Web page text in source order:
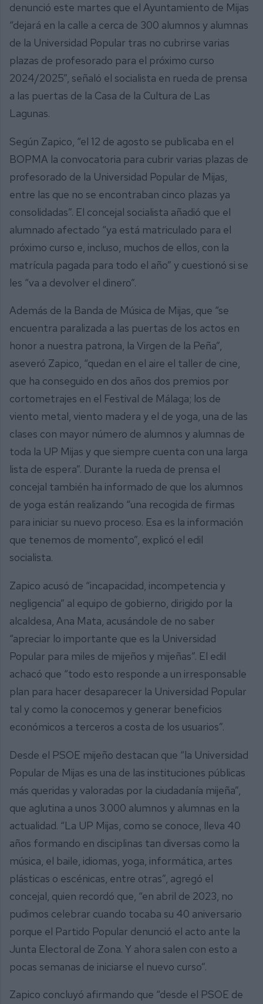
denunció este martes que el Ayuntamiento de Mijas
“dejará en la calle a cerca de 300 alumnos y alumnas
de la Universidad Popular tras no cubrirse varias
plazas de profesorado para el próximo curso
2024/2025”, señaló el socialista en rueda de prensa
a las puertas de la Casa de la Cultura de Las
Lagunas.
Según Zapico, “el 12 de agosto se publicaba en el
BOPMA la convocatoria para cubrir varias plazas de
profesorado de la Universidad Popular de Mijas,
entre las que no se encontraban cinco plazas ya
consolidadas”. El concejal socialista añadió que el
alumnado afectado “ya está matriculado para el
próximo curso e, incluso, muchos de ellos, con la
matrícula pagada para todo el año” y cuestionó si se
les “va a devolver el dinero”.
Además de la Banda de Música de Mijas, que “se
encuentra paralizada a las puertas de los actos en
honor a nuestra patrona, la Virgen de la Peña”,
aseveró Zapico, “quedan en el aire el taller de cine,
que ha conseguido en dos años dos premios por
cortometrajes en el Festival de Málaga; los de
viento metal, viento madera y el de yoga, una de las
clases con mayor número de alumnos y alumnas de
toda la UP Mijas y que siempre cuenta con una larga
lista de espera”. Durante la rueda de prensa el
concejal también ha informado de que los alumnos
de yoga están realizando “una recogida de firmas
para iniciar su nuevo proceso. Esa es la información
que tenemos de momento”, explicó el edil
socialista.
Zapico acusó de “incapacidad, incompetencia y
negligencia” al equipo de gobierno, dirigido por la
alcaldesa, Ana Mata, acusándole de no saber
“apreciar lo importante que es la Universidad
Popular para miles de mijeños y mijeñas”. El edil
achacó que “todo esto responde a un irresponsable
plan para hacer desaparecer la Universidad Popular
tal y como la conocemos y generar beneficios
económicos a terceros a costa de los usuarios”.
Desde el PSOE mijeño destacan que “la Universidad
Popular de Mijas es una de las instituciones públicas
más queridas y valoradas por la ciudadanía mijeña”,
que aglutina a unos 3.000 alumnos y alumnas en la
actualidad. “La UP Mijas, como se conoce, lleva 40
años formando en disciplinas tan diversas como la
música, el baile, idiomas, yoga, informática, artes
plásticas o escénicas, entre otras”, agregó el
concejal, quien recordó que, “en abril de 2023, no
pudimos celebrar cuando tocaba su 40 aniversario
porque el Partido Popular denunció el acto ante la
Junta Electoral de Zona. Y ahora salen con esto a
pocas semanas de iniciarse el nuevo curso”.
Zapico concluyó afirmando que “desde el PSOE de